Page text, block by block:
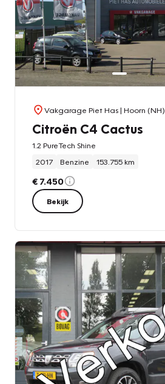
Vakgarage Piet Has| Hoorn (NH)
Citroën C4 Cactus
1.2 PureTech Shine
2017
Benzine 153.755 km
€ 7.450
Bekijk